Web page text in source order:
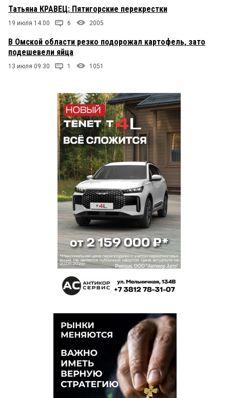
Татьяна КРАВЕЦ: Пятигорские перекрестки
19 июля 14:00 6 2005
В Омской области резко подорожал картофель, зато
подешевели яйца
13 июля 09:30 1 1051